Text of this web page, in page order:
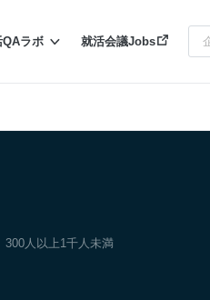
QAラボ 就活会議Jobs
300人以上1千人未満